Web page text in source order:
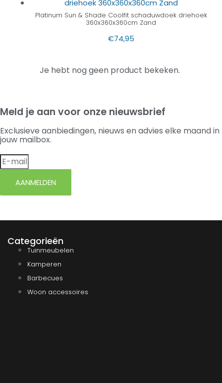
Platinum Sun & Shade Coolfit schaduwdoek driehoek
360x360x360cm Zand
€74,95
Je hebt nog geen product bekeken.
Meld je aan voor onze nieuwsbrief
Exclusieve aanbiedingen, nieuws en advies elke maand in
jouw mailbox.
AANMELDEN
Categorieën
Tuinmeubelen
Kamperen
Barbecues
Woon accessoires